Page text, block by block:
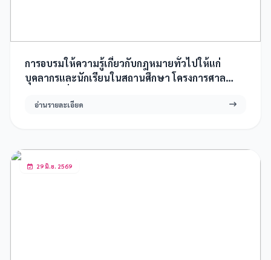
การอบรมให้ความรู้เกี่ยวกับกฎหมายทั่วไปให้แก่
บุคลากรและนักเรียนในสถานศึกษา โครงการศาล
2569
อ่านรายละเอียด
29 มิ.ย. 2569